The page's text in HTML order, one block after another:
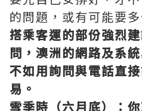
的問題，或有可能要
搭乘客運的部份強烈
問，澳洲的網路及系
不如用詢問與電話直
易。
雪季時（六月底）：